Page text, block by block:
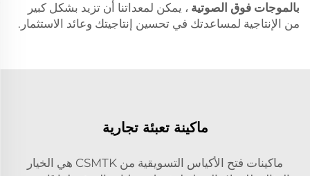
بالموجات فوق الصوتية ، يمكن لمعداتنا أن تزيد بشكل كبير
من الإنتاجية لمساعدتك في تحسين إنتاجيتك وعائد الاستثمار.
ماكينة تعبئة تجارية
ماكينات فتح الأكياس التسويقية من CSMTK هي الخيار